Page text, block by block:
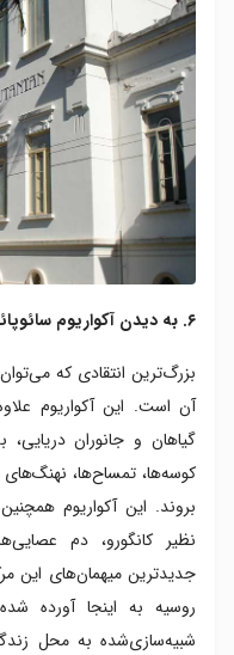
۶. به دیدن آکواریوم سائوپائولو بروید
بزرگ‌ترین انتقادی که می‌توان
آن است. این آکواریوم
گیاهان و جانوران
کوسه‌ها، تمساح‌ها،
بروند. این آکواریوم
نظیر کانگورو، دم
جدیدترین میهمان‌های
روسیه به اینجا آورده
شبیه‌سازی‌شده به محل